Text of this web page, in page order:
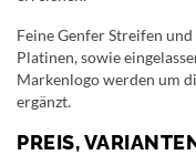
Feine Genfer Streifen
Platinen, sowie
Markenlogo werden um
ergänzt.
PREIS,